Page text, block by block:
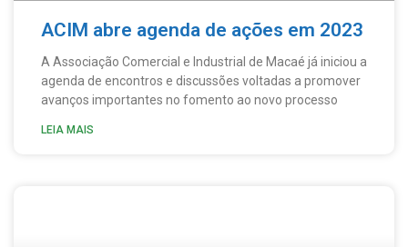
ACIM abre agenda de ações em 2023
A Associação Comercial e Industrial de Macaé já iniciou a
agenda de encontros e discussões voltadas a promover
avanços importantes no fomento ao novo processo
LEIA MAIS